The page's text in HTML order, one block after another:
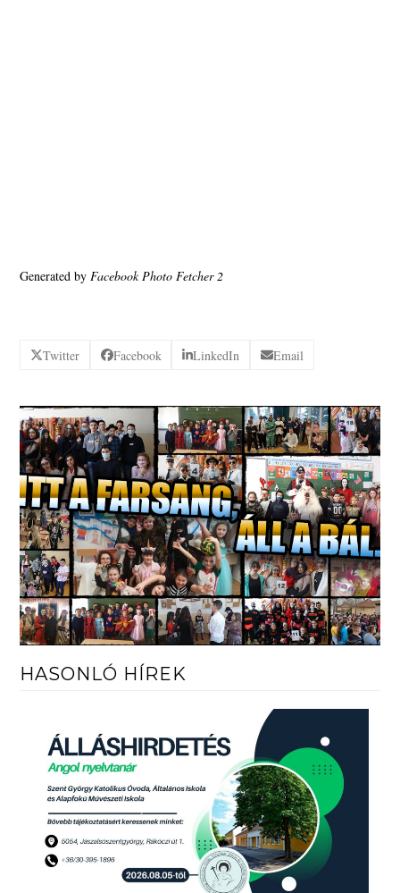
Generated byFacebook Photo Fetcher 2
Twitter Facebook LinkedIn Email
HASONLÓ HÍREK